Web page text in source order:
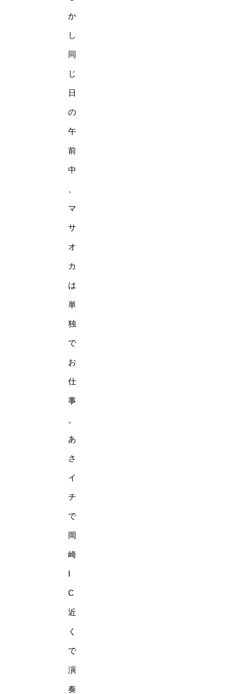
か
し
同
じ
日
の
午
前
中
マ
サ
オ
カ
は
単
独
で
お
仕
事
。
あ
さ
イ
チ
で
岡
崎
C
近
く
で
演
奏